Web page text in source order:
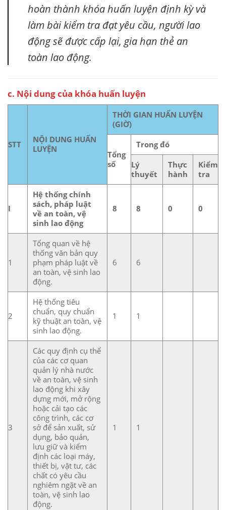
hoàn thành khóa huấn luyện định kỳ và
làm bài kiểm tra đạt yêu cầu, người lao
động sẽ được cấp lại, gia hạn thẻ an
toàn lao động.
c. Nội dung của khóa huấn luyện
STT
NỘI DUNG HUẤN
LUYỆN
THỜI GIAN HUẤN LUYỆN
(GIỜ)
Tổng
số
Trong đó
Lý
thuyết
Thực
hành
Kiểm
tra
I
Hệ thống chính
sách, pháp luật
về an toàn, vệ
sinh lao động
8 8 0 0
1
Tổng quan về hệ
thống văn bản quy
phạm pháp luật về
an toàn, vệ sinh lao
động.
6 6
2
Hệ thống tiêu
chuẩn, quy chuẩn
kỹ thuật an toàn, vệ
sinh lao động.
1 1
3
Các quy định cụ thể
của các cơ quan
quản lý nhà nước
về an toàn, vệ sinh
lao động khi xây
dựng mới, mở rộng
hoặc cải tạo các
công trình, các cơ
sở để sản xuất, sử
dụng, bảo quản,
lưu giữ và kiểm
định các loại máy,
thiết bị, vật tư, các
chất có yêu cầu
nghiêm ngặt về an
toàn, vệ sinh lao
động.
1 1